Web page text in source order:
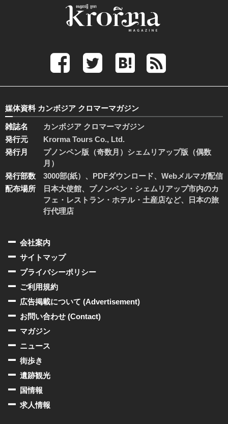
媒体資料 カンボジア クロマーマガジン
雑誌名
カンボジア クロマーマガジン
発行元
Krorma Tours Co., Ltd.
発行月
プノンペン版（奇数月）シェムリアップ版（偶数
月）
発行部数
3000部(紙）、PDFダウンロード、Webメルマガ配信
配布場所
日本大使館、プノンペン・シェムリアップ市内のカ
フェ・レストラン・ホテル・土産店など、日本の旅
行代理店
会社案内
サイトマップ
プライバシーポリシー
ご利用規約
広告掲載について (Advertisement)
お問い合わせ (Contact)
マガジン
ニュース
街歩き
遺跡観光
国情報
求人情報